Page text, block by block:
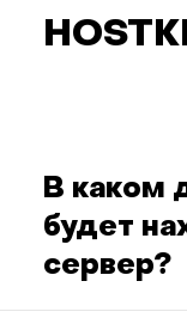
В каком
будет
сервер?